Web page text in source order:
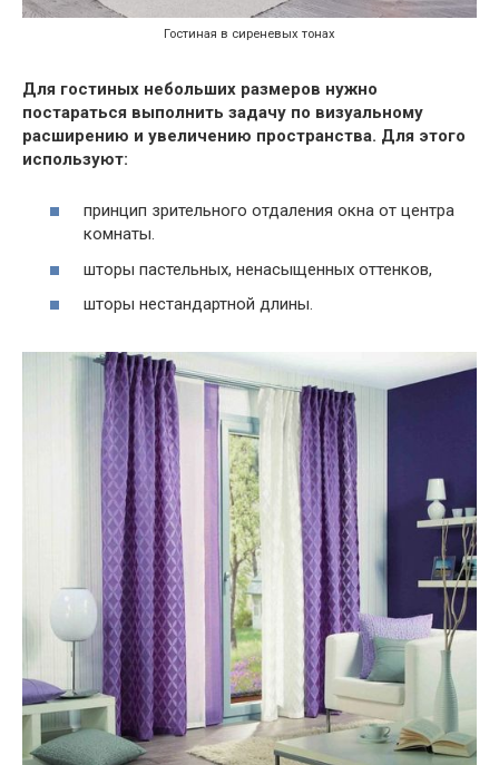
Гостиная в сиреневых тонах
Для гостиных небольших размеров нужно
постараться выполнить задачу по визуальному
расширению и увеличению пространства. Для этого
используют:
принцип зрительного отдаления окна от центра
комнаты.
шторы пастельных, ненасыщенных оттенков,
шторы нестандартной длины.